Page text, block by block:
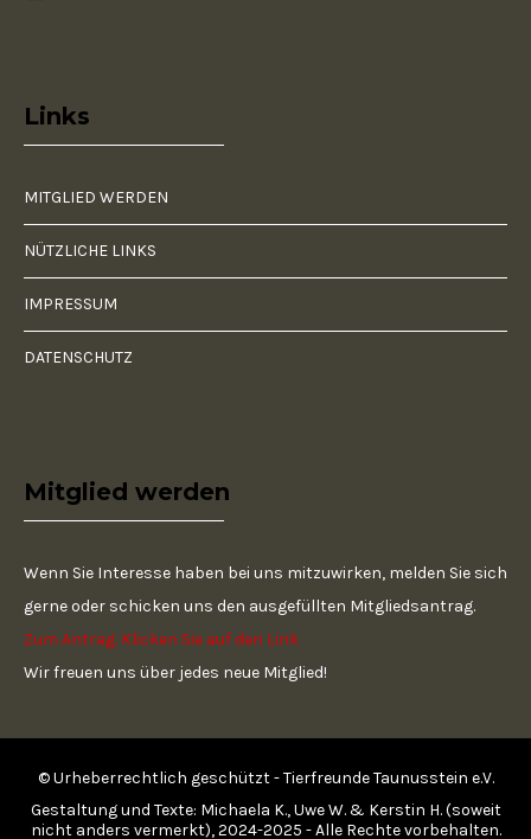
Links
MITGLIED WERDEN
NÜTZLICHE LINKS
IMPRESSUM
DATENSCHUTZ
Mitglied werden
Wenn Sie Interesse haben bei uns mitzuwirken, melden Sie sich
gerne oder schicken uns den ausgefüllten Mitgliedsantrag.
Zum Antrag. Klicken Sie auf den Link
Wir freuen uns über jedes neue Mitglied!
© Urheberrechtlich geschützt - Tierfreunde Taunusstein e.V.
Gestaltung und Texte: Michaela K., Uwe W. & Kerstin H. (soweit
nicht anders vermerkt), 2024-2025 - Alle Rechte vorbehalten.